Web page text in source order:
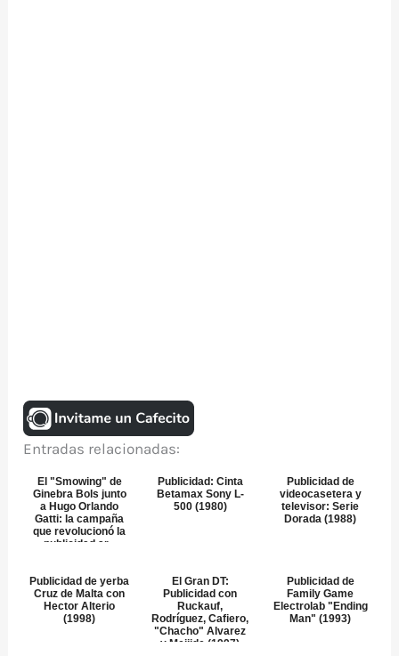
Entradas relacionadas:
El "Smowing" de
Ginebra Bols junto
a Hugo Orlando
Gatti: la campaña
que revolucionó la
publicidad ar...
Publicidad: Cinta
Betamax Sony L-
500 (1980)
Publicidad de
videocasetera y
televisor: Serie
Dorada (1988)
Publicidad de yerba
Cruz de Malta con
Hector Alterio
(1998)
El Gran DT:
Publicidad con
Ruckauf,
Rodríguez, Cafiero,
"Chacho" Alvarez
y Meijide (1997)
Publicidad de
Family Game
Electrolab "Ending
Man" (1993)